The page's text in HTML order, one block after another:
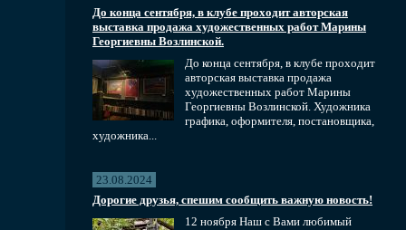
До конца сентября, в клубе проходит авторская
выставка продажа художественных работ Марины
Георгиевны Возлинской.
До конца сентября, в клубе проходит
авторская выставка продажа
художественных работ Марины
Георгиевны Возлинской. Художника
графика, оформителя, постановщика,
художника...
23.08.2024
Дорогие друзья, спешим сообщить важную новость!
12 ноября Наш с Вами любимый